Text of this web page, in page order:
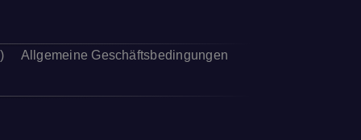
Allgemeine Geschäftsbedingungen